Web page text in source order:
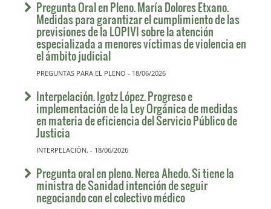
Pregunta Oral en Pleno. María Dolores Etxano.
Medidas para garantizar el cumplimiento de las
previsiones de la LOPIVI sobre la atención
especializada a menores víctimas de violencia en
el ámbito judicial
PREGUNTAS PARA EL PLENO - 18/06/2026
Interpelación. Igotz López. Progreso e
implementación de la Ley Orgánica de medidas
en materia de eficiencia del Servicio Público de
Justicia
INTERPELACIÓN. - 18/06/2026
Pregunta oral en pleno. Nerea Ahedo. Si tiene la
ministra de Sanidad intención de seguir
negociando con el colectivo médico